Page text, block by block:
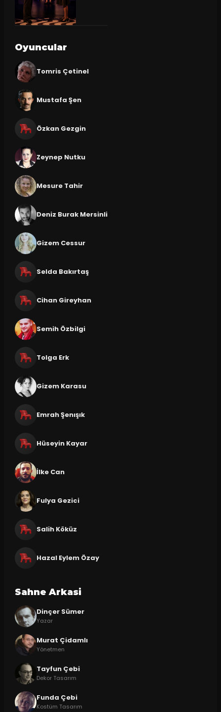
Oyuncular
Tomris Çetinel
Mustafa Şen
Özkan Gezgin
Zeynep Nutku
Mesure Tahir
Deniz Burak Mersinli
Gizem Cessur
Selda Bakırtaş
Cihan Gireyhan
Semih Özbilgi
Tolga Erk
Gizem Karasu
Emrah Şenışık
Hüseyin Kayar
İlke Can
Fulya Gezici
Salih Köküz
Hazal Eylem Özay
Sahne Arkasi
Dinçer Sümer
Yazar
Murat Çidamlı
Yönetmen
Tayfun Çebi
Dekor Tasarım
Funda Çebi
Kostüm Tasarım